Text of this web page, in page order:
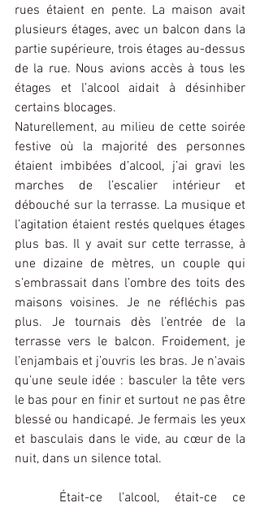
rues étaient en pente. La maison avait
plusieurs étages, avec un balcon dans la
partie supérieure, trois étages au-dessus
de la rue. Nous avions accès à tous les
étages et l’alcool aidait à désinhiber
certains blocages.
Naturellement, au milieu de cette soirée
festive où la majorité des personnes
étaient imbibées d’alcool, j’ai gravi les
marches de l’escalier intérieur et
débouché sur la terrasse. La musique et
l’agitation étaient restés quelques étages
plus bas. Il y avait sur cette terrasse, à
une dizaine de mètres, un couple qui
s’embrassait dans l’ombre des toits des
maisons voisines. Je ne réfléchis pas
plus. Je tournais dès l’entrée de la
terrasse vers le balcon. Froidement, je
l’enjambais et j’ouvris les bras. Je n'avais
qu’une seule idée : basculer la tête vers
le bas pour en finir et surtout ne pas être
blessé ou handicapé. Je fermais les yeux
et basculais dans le vide, au cœur de la
nuit, dans un silence total.
Était-ce l’alcool, était-ce ce